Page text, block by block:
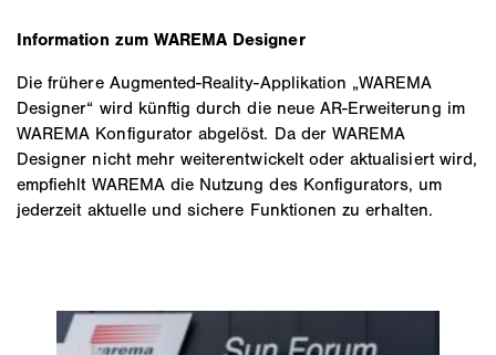
bestellen.
unverbindliches Sofort-Angebot von Ihrem
Information zum WAREMA Designer
Die frühere Augmented‑Reality‑Applikation „WAREMA
Designer“ wird künftig durch die neue AR‑Erweiterung im
WAREMA Konfigurator abgelöst. Da der WAREMA
Designer nicht mehr weiterentwickelt oder aktualisiert wird,
empfiehlt WAREMA die Nutzung des Konfigurators, um
jederzeit aktuelle und sichere Funktionen zu erhalten.